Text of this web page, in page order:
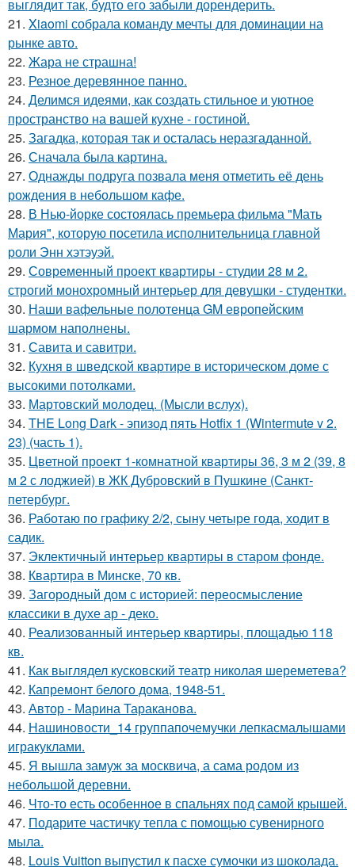
выглядит так, будто его забыли дорендерить.
21. Xiaomi собрала команду мечты для доминации на
рынке авто.
22. Жара не страшна!
23. Резное деревянное панно.
24. Делимся идеями, как создать стильное и уютное
пространство на вашей кухне - гостиной.
25. Загадка, которая так и осталась неразгаданной.
26. Сначала была картина.
27. Однажды подруга позвала меня отметить её день
рождения в небольшом кафе.
28. В Нью-йорке состоялась премьера фильма "Мать
Мария", которую посетила исполнительница главной
роли Энн хэтэуэй.
29. Современный проект квартиры - студии 28 м 2.
строгий монохромный интерьер для девушки - студентки.
30. Наши вафельные полотенца GM европейским
шармом наполнены.
31. Савита и савитри.
32. Кухня в шведской квартире в историческом доме с
высокими потолками.
33. Мартовский молодец. (Мысли вслух).
34. THE Long Dark - эпизод пять Hotfix 1 (Wintermute v 2.
23) (часть 1).
35. Цветной проект 1-комнатной квартиры 36, 3 м 2 (39, 8
м 2 с лоджией) в ЖК Дубровский в Пушкине (Санкт-
петербург.
36. Работаю по графику 2/2, сыну четыре года, ходит в
садик.
37. Эклектичный интерьер квартиры в старом фонде.
38. Квартира в Минске, 70 кв.
39. Загородный дом с историей: переосмысление
классики в духе ар - деко.
40. Реализованный интерьер квартиры, площадью 118
кв.
41. Как выглядел кусковский театр николая шереметева?
42. Капремонт белого дома, 1948-51.
43. Автор - Марина Тараканова.
44. Нашиновости_14 группапочемучки лепкасмалышами
игракуклами.
45. Я вышла замуж за москвича, а сама родом из
небольшой деревни.
46. Что-то есть особенное в спальнях под самой крышей.
47. Подарите частичку тепла с помощью сувенирного
мыла.
48. Louis Vuitton выпустил к пасхе сумочки из шоколада.